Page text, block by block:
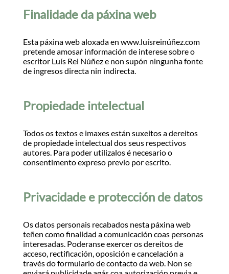
Finalidade da páxina web
Esta páxina web aloxada en www.luísreinúñez.com
pretende amosar información de interese sobre o
escritor Luís Rei Núñez e non supón ningunha fonte
de ingresos directa nin indirecta.
Propiedade intelectual
Todos os textos e imaxes están suxeitos a dereitos
de propiedade intelectual dos seus respectivos
autores. Para poder utilizalos é necesario o
consentimento expreso previo por escrito.
Privacidade e protección de datos
Os datos personais recabados nesta páxina web
teñen como finalidad a comunicación coas personas
interesadas. Poderanse exercer os dereitos de
acceso, rectificación, oposición e cancelación a
través do formulario de contacto da web. Non se